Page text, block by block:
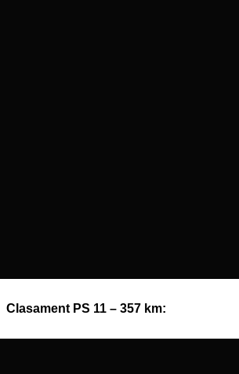
Clasament PS 11 – 357 km: